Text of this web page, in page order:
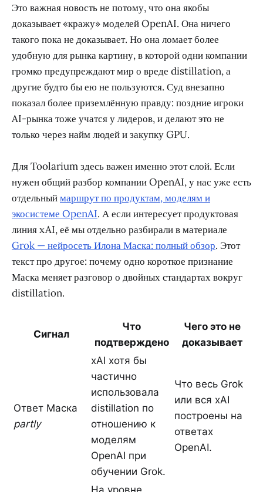
Это важная новость не потому, что она якобы
доказывает «кражу» моделей OpenAI. Она ничего
такого пока не доказывает. Но она ломает более
удобную для рынка картину, в которой одни компании
громко предупреждают мир о вреде distillation, а
другие будто бы ею не пользуются. Суд внезапно
показал более приземлённую правду: поздние игроки
AI-рынка тоже учатся у лидеров, и делают это не
только через найм людей и закупку GPU.
Для Toolarium здесь важен именно этот слой. Если
нужен общий разбор компании OpenAI, у нас уже есть
отдельныймаршрут по продуктам, моделям и
экосистеме OpenAI. А если интересует продуктовая
линия xAI, её мы отдельно разбирали в материале
Grok — нейросеть Илона Маска: полный обзор. Этот
текст про другое: почему одно короткое признание
Маска меняет разговор о двойных стандартах вокруг
distillation.
Сигнал
Что
подтверждено
Чего это не
доказывает
Ответ Маска
partly
xAI хотя бы
частично
использовала
distillation по
отношению к
моделям
OpenAI при
обучении Grok.
Что весь Grok
или вся xAI
построены на
ответах
OpenAI.